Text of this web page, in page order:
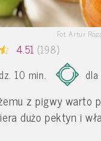
Fot. Artur
4.51 (198)
10 min.
z pigwy warto
dużo pektyn i